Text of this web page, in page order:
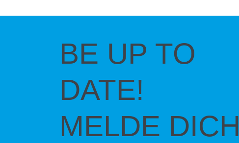
BE UP TO
DATE!
MELDE DICH